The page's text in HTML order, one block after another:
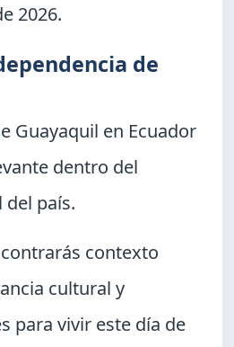
2026.
de
Guayaquil en Ecuador
dentro del
país.
contexto
cultural y
para vivir este día de